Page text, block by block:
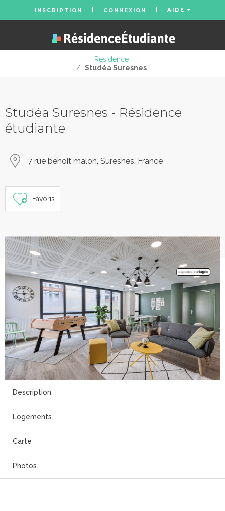
INSCRIPTION CONNEXION AIDE
Residence
/ Studéa Suresnes
Studéa Suresnes - Résidence
étudiante
7 rue benoit malon, Suresnes, France
Favoris
Description
Logements
Carte
Photos